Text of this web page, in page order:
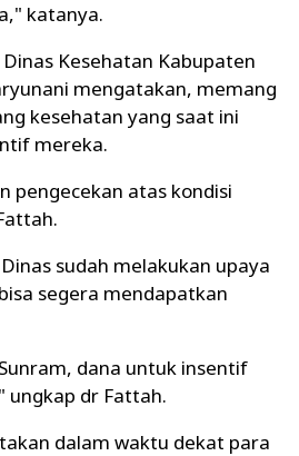
katanya.
Kesehatan Kabupaten
mengatakan, memang
kesehatan yang saat ini
mereka.
pengecekan atas kondisi
sudah melakukan upaya
segera mendapatkan
dana untuk insentif
ungkap dr Fattah.
dalam waktu dekat para